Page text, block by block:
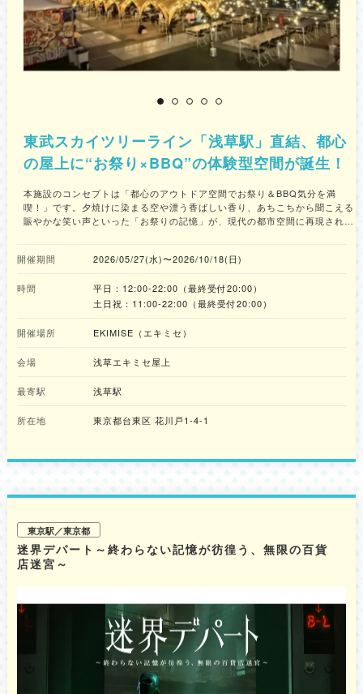
東武スカイツリーライン「浅草駅」直結、都心
の屋上に“お祭り×BBQ”の体験型空間が誕生！
本施設のコンセプトは「都心のアウトドア空間でお祭り＆BBQ気分を満
喫！」です。夕焼けに染まる空や漂う香ばしい香り、あちこちから聞こえる
賑やかな笑い声といった「お祭りの記憶」が、現代の都市空間に再現されて
を楽しめます。都心で味わえるお祭りのような空間を体験しに、足を運んで
広がるのは、どこか心をくすぐるお祭りの風景。焼きたての肉がジュウと音
を立て、焼きそばやフランクフルトの香りがふわっと広がる。 わたあめ、
び、気づけば童心に戻ってしまうような時間が流れます。 さらに、射的や
意。 食べて、遊んで、笑って過ごすひとときが、いつの間にか特別な思い
食材や機材の準備は一切不要。手ぶらで訪れて、そのままBBQを楽しめる気
軽さも魅力です。 厳選された食材と豊富なドリンク飲み放題で、仲間や家
カイツリーライン「浅草駅」直結という抜群のアクセスに加え、テント完備
業を中止する場合がございます。） ■コース概要 すべてのコースに屋台メ
コール&ソフトドリンク飲み放題：6,270円（税込） ソフトドリンク飲み放
台食べ放題コース［2時間制］ アルコール&ソフトドリンク飲み放題：
7,920円（税込） ソフトドリンク飲み放題：7,370円（税込） ※BBQは食べ
放題ではありません。 ・お気軽屋台食べ放題コース［2時間制］ アルコー
ル&ソフトドリンク飲み放題：5,500円（税込） ソフトドリンク飲み放題：
認ください。
開催期間 2026/05/27(水)〜2026/10/18(日)
時間
平日：12:00‐22:00（最終受付20:00）
土日祝：11:00-22:00（最終受付20:00）
開催場所 EKIMISE（エキミセ）
会場 浅草エキミセ屋上
最寄駅 浅草駅
所在地 東京都台東区 花川戸1-4-1
東京駅／東京都
迷界デパート～終わらない記憶が彷徨う、無限の百貨
店迷宮～